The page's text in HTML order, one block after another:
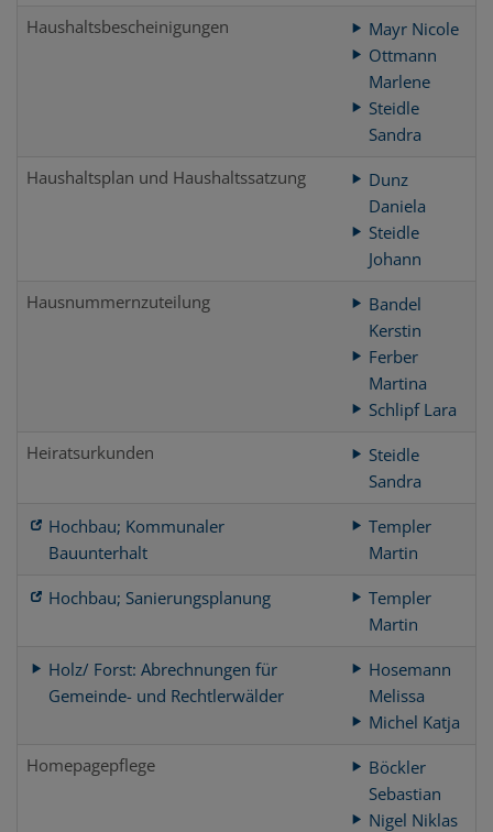
Haushaltsbescheinigungen
Mayr Nicole
Ottmann
Marlene
Steidle
Sandra
Haushaltsplan und Haushaltssatzung
Dunz
Daniela
Steidle
Johann
Hausnummernzuteilung
Bandel
Kerstin
Ferber
Martina
Schlipf Lara
Heiratsurkunden
Steidle
Sandra
Hochbau; Kommunaler
Bauunterhalt
Templer
Martin
Hochbau; Sanierungsplanung
Templer
Martin
Holz/ Forst: Abrechnungen für
Gemeinde- und Rechtlerwälder
Hosemann
Melissa
Michel Katja
Homepagepflege
Böckler
Sebastian
Nigel Niklas